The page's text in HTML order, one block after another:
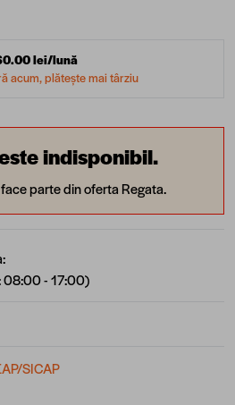
lei/lună
acum, plătește mai târziu
indisponibil.
parte din oferta Regata.
08:00 - 17:00)
SICAP